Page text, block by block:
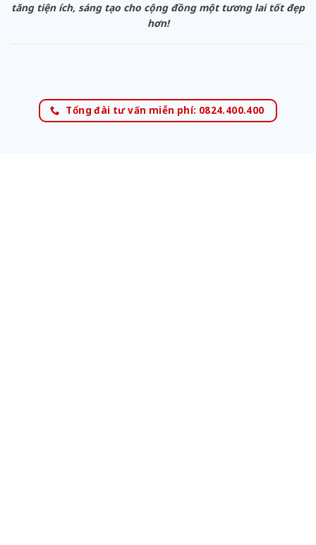
tăng tiện ích, sáng tạo cho cộng đồng một tương lai tốt đẹp
hơn!
Tổng đài tư vấn miễn phí: 0824.400.400